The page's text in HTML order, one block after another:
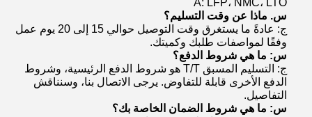
س. ماذا عن وقت التسليم؟
ج: عادةً ما يستغرق وقت التوصيل حوالي 15 إلى 20 يوم عمل
وفقًا لمواصفات طلبك وكميتك.
س: ما هي شروط الدفع؟
ج: التسليم المسبق T/T هو شروط الدفع الرئيسية، وشروط
الدفع الأخرى قابلة للتفاوض. يرجى الاتصال بنا، وسنناقش
التفاصيل.
س: ما هي شروط الضمان الخاصة بك؟